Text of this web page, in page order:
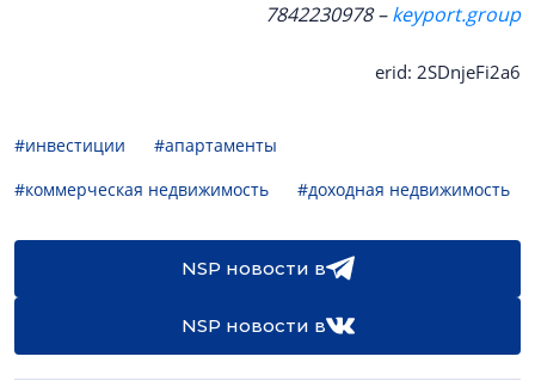
7842230978 –keyport.group
erid: 2SDnjeFi2a6
#инвестиции
#апартаменты
#коммерческая недвижимость
#доходная недвижимость
NSP новости в
NSP новости в